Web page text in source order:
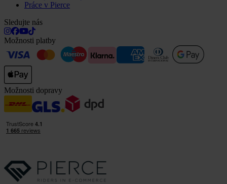
Práce v Pierce
Sledujte nás
Možnosti platby
Možnosti dopravy